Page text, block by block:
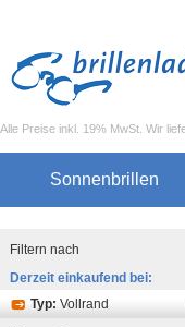
Alle Preise inkl. 19% MwSt. Wir
Sonnenbrillen
Filtern nach
Derzeit einkaufend bei:
Typ: Vollrand